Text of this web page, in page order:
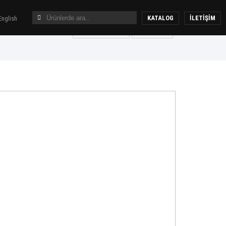
KATALOG İLETİŞİM